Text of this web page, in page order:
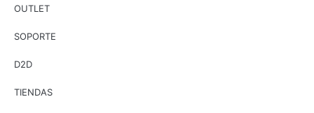
OUTLET
SOPORTE
D2D
TIENDAS